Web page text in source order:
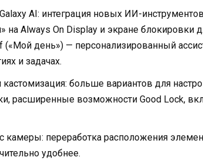
AI: интеграция новых ИИ-
на Always On Display и экране блокировки
день») — персонализированный
и задачах.
больше вариантов для
расширенные возможности Good Lock,
переработка расположения
удобнее.